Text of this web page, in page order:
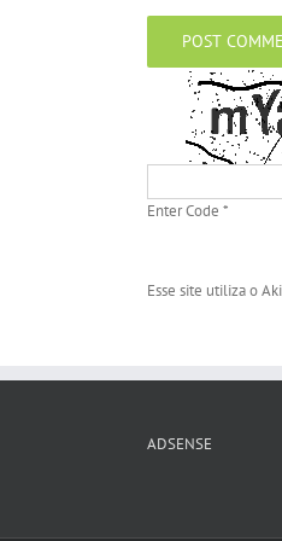
Enter Code *
Esse site utiliza o
ADSENSE